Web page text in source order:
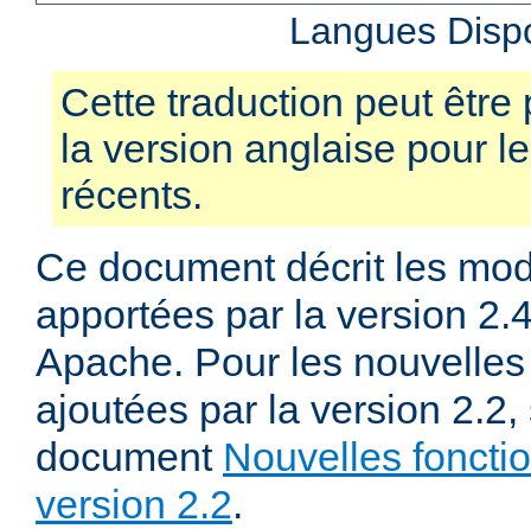
Langues
Cette traduction peut être
la version anglaise pour
récents.
Ce document décrit les
apportées par la version
Apache. Pour les
ajoutées par la version 2.2,
document Nouvelles
version 2.2.